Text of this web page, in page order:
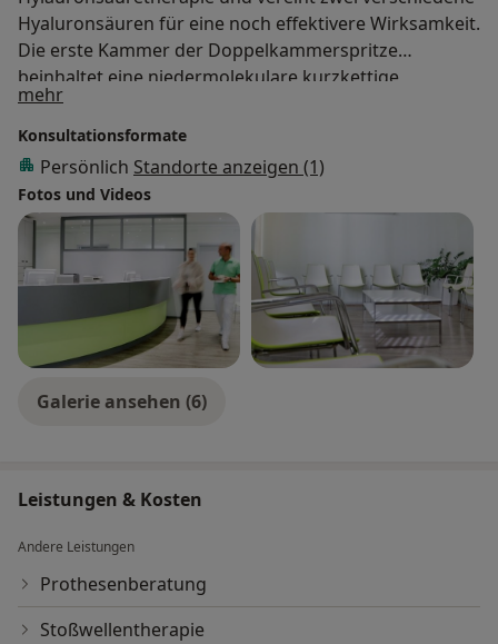
Hyaluronsäuren für eine noch effektivere Wirksamkeit.
Die erste Kammer der Doppelkammerspritze
beinhaltet eine niedermolekulare kurzkettige
Hyaluronsäure mit hoher Konzentration. In der
zweiten Kammer befindet sich eine hochmolekulare
langkettige Hyaluronsäure mit niedriger
Konzentration. Ziel ist es die ursprüngliche
Zusammensetzung der Gelenkflüssigkeit
wiederherzustellen. Mehr erfahren Sie hier:
https://www.renehavis.de/
mehrÜber mich
Konsultationsformate
Persönlich Standorte anzeigen (1)
Fotos und Videos
Galerie ansehen (6)
Leistungen & Kosten
Andere Leistungen
Prothesenberatung
Stoßwellentherapie